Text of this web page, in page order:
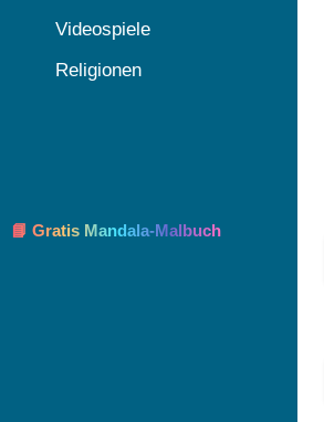
Videospiele
Religionen
📘 Gratis Mandala-Malbuch